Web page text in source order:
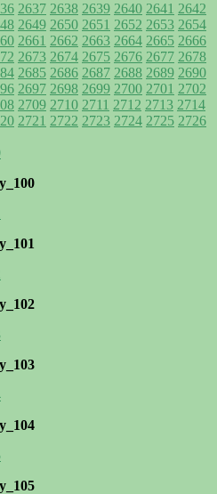
2637 2638 2639 2640 2641 2642
2649 2650 2651 2652 2653 2654
2661 2662 2663 2664 2665 2666
2673 2674 2675 2676 2677 2678
2685 2686 2687 2688 2689 2690
2697 2698 2699 2700 2701 2702
2709 2710 2711 2712 2713 2714
2721 2722 2723 2724 2725 2726